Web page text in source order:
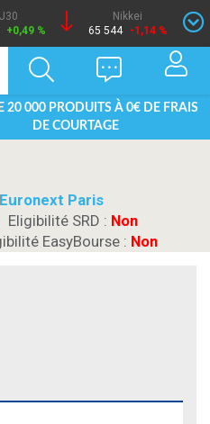
+0,49 %
Nikkei
65 544 -1,14 %
20 000 PRODUITS À 0€ DE FRAIS
DE COURTAGE
Euronext Paris
Eligibilité SRD : Non
EasyBourse : Non